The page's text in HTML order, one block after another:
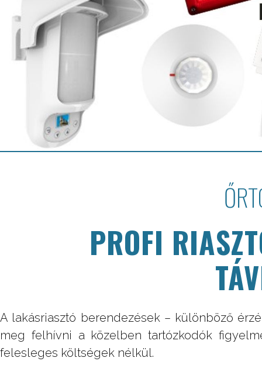
PROFI
A lakásriasztó berendezések – különböző
meg felhívni a közelben tartózkodók
felesleges költségek nélkül.